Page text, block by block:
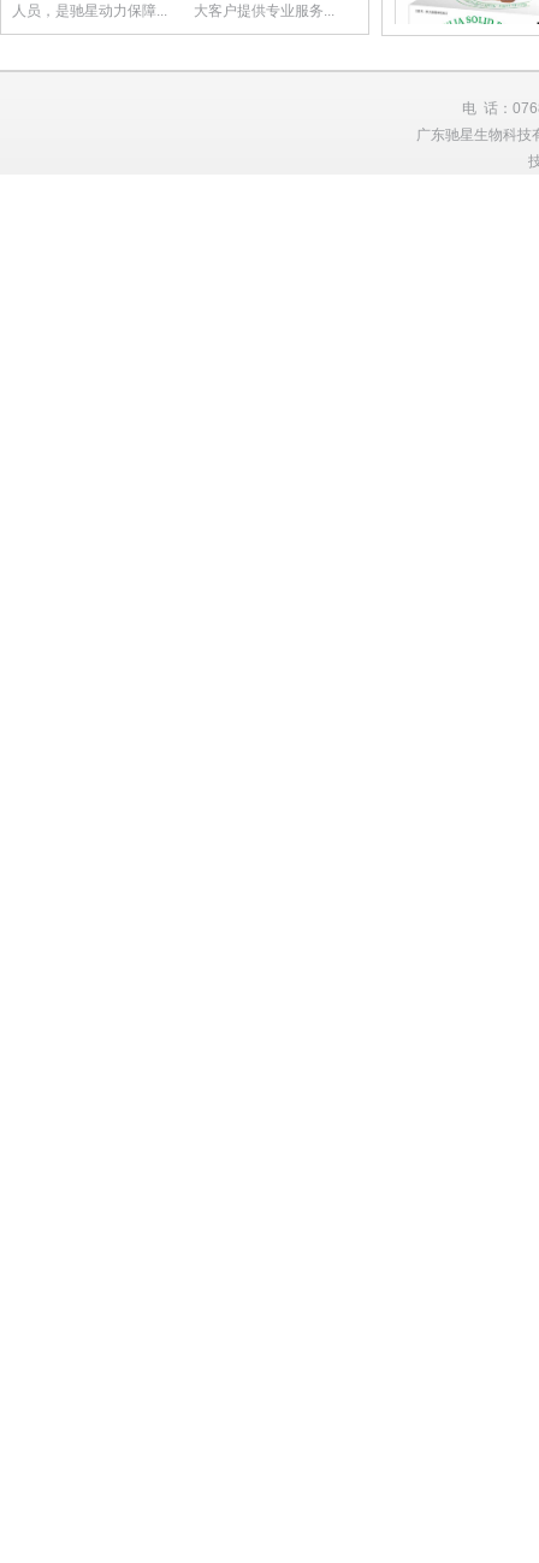
人员，是驰星动力保障...
大客户提供专业服务...
大发果固体
电 话：
广东驰星生物科